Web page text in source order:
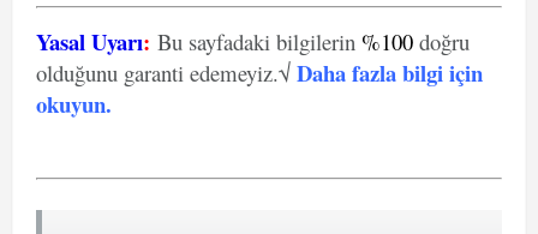
Yasal Uyarı: Bu sayfadaki bilgilerin %100 doğru
olduğunu garanti edemeyiz.√ Daha fazla bilgi için
okuyun.